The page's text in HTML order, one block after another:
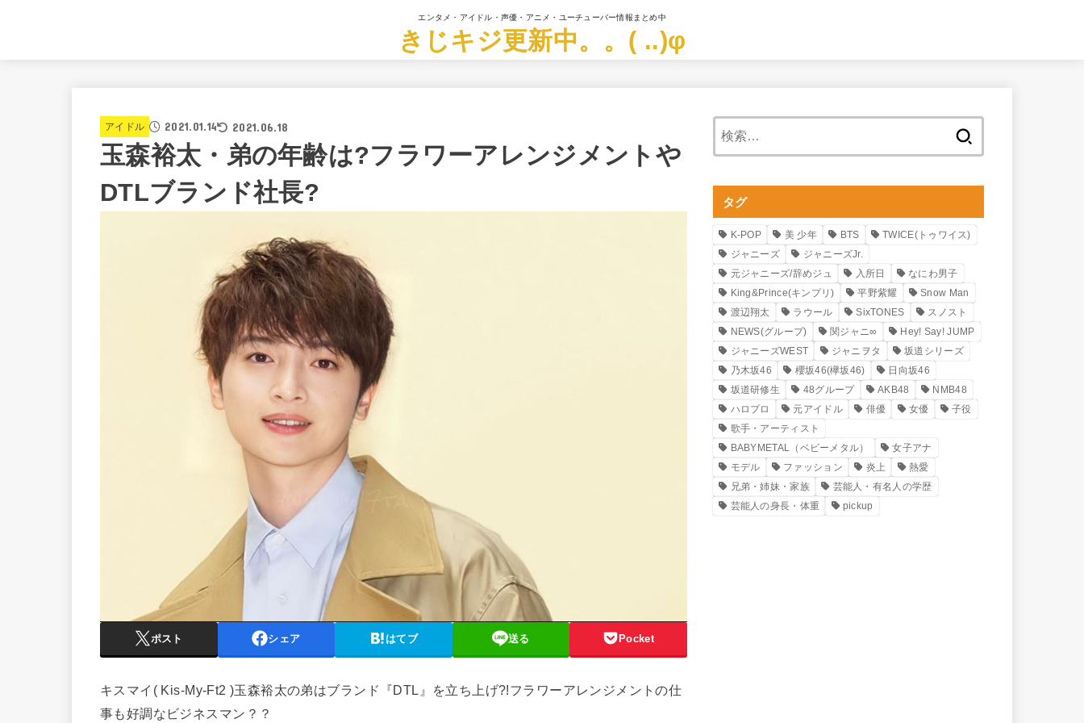
エンタメ・アイドル・声優・アニメ・ユーチューバー情報まとめ中
きじキジ更新中。。( ..)φ
アイドル 2021.01.14 2021.06.18
玉森裕太・弟の年齢は?フラワーアレンジメントや
DTLブランド社長?
ポスト シェア はてブ 送る Pocket
キスマイ( Kis-My-Ft2 )玉森裕太の弟はブランド『DTL』を立ち上げ?!フラワーアレンジメントの仕
事も好調なビジネスマン？？
タグ
K-POP 美 少年 BTS
TWICE(トゥワイス)
ジャニーズ
ジャニーズJr.
元ジャニーズ/辞めジュ
入所日
なにわ男子
King&Prince(キンプリ)
平野紫耀
Snow Man
渡辺翔太
ラウール SixTONES
スノスト
NEWS(グループ)
関ジャニ∞
Hey! Say! JUMP
ジャニーズWEST
ジャニヲタ
坂道シリーズ
乃木坂46
櫻坂46(欅坂46)
日向坂46
坂道研修生
48グループ AKB48
NMB48
ハロプロ
元アイドル 俳優 女優
子役
歌手・アーティスト
BABYMETAL（ベビーメタル）
女子アナ
モデル
ファッション 炎上
熱愛
兄弟・姉妹・家族
芸能人・有名人の学歴
芸能人の身長・体重
pickup